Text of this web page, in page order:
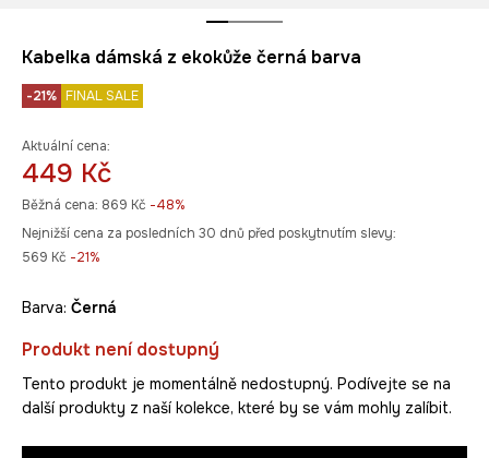
Kabelka dámská z ekokůže černá barva
-21% FINAL SALE
Aktuální cena:
449 Kč
Běžná cena: 869 Kč -48%
Nejnižší cena za posledních 30 dnů před poskytnutím slevy:
569 Kč -21%
Barva: černá
Produkt není dostupný
Tento produkt je momentálně nedostupný. Podívejte se na
další produkty z naší kolekce, které by se vám mohly zalíbit.